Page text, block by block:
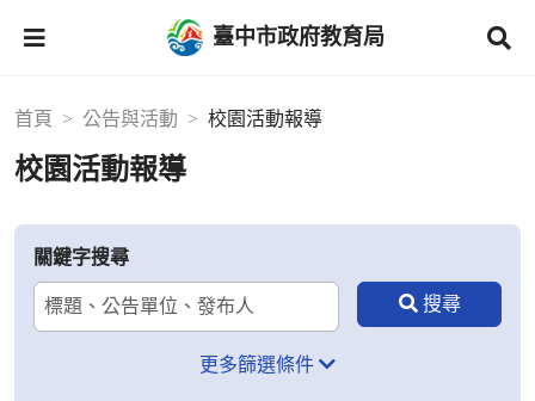
臺中市政府教育局
首頁 公告與活動 校園活動報導
校園活動報導
關鍵字搜尋
更多篩選條件